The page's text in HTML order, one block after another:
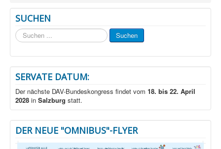
SUCHEN
Suchen
...
Suchen
SERVATE DATUM:
Der nächste DAV-Bundeskongress findet vom 18. bis 22. April
2028 in Salzburg statt.
DER NEUE "OMNIBUS"-FLYER